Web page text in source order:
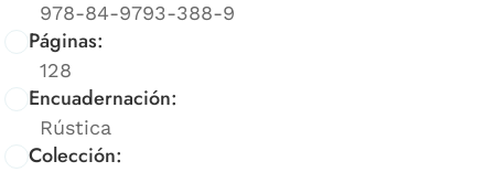
978-84-9793-388-9
Páginas:
128
Encuadernación:
Rústica
Colección: